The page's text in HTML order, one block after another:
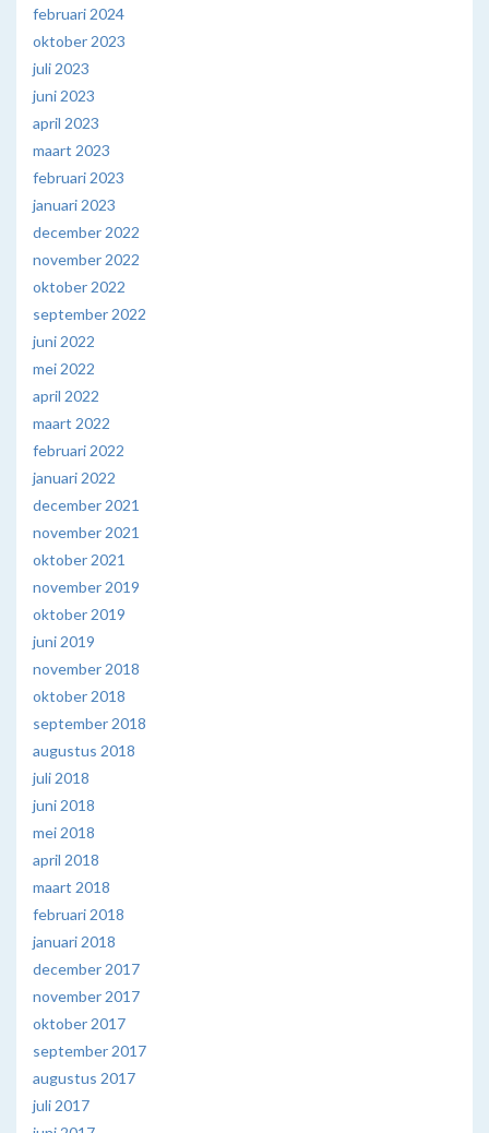
februari 2024
oktober 2023
juli 2023
juni 2023
april 2023
maart 2023
februari 2023
januari 2023
december 2022
november 2022
oktober 2022
september 2022
juni 2022
mei 2022
april 2022
maart 2022
februari 2022
januari 2022
december 2021
november 2021
oktober 2021
november 2019
oktober 2019
juni 2019
november 2018
oktober 2018
september 2018
augustus 2018
juli 2018
juni 2018
mei 2018
april 2018
maart 2018
februari 2018
januari 2018
december 2017
november 2017
oktober 2017
september 2017
augustus 2017
juli 2017